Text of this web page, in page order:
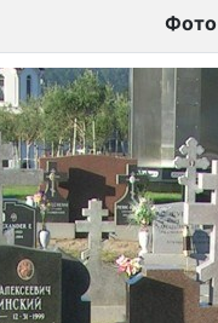
Фото